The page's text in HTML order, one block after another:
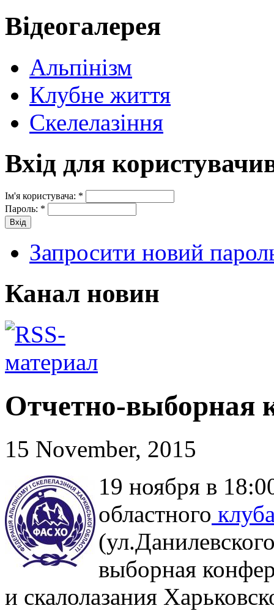
Відеогалерея
Альпінізм
Клубне життя
Скелелазіння
Вхід для
Ім'я користувача: *
Пароль: *
Запросити новий
Канал новин
Отчетно-
15 November, 2015
19 ноября в
областного
выборная
и скалолазания